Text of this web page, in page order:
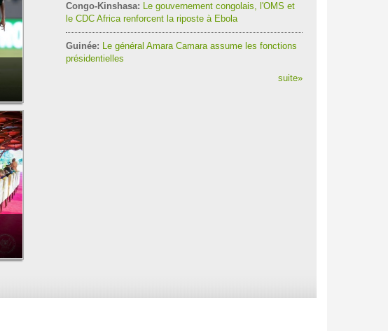
Congo-Kinshasa: Le gouvernement congolais, l'OMS et
le CDC Africa renforcent la riposte à Ebola
Guinée: Le général Amara Camara assume les fonctions
présidentielles
suite»